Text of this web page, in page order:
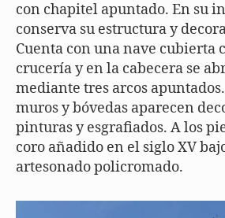
con chapitel apuntado. En su
conserva su estructura y
Cuenta con una nave cubierta
crucería y en la cabecera se
mediante tres arcos
muros y bóvedas aparecen
pinturas y esgrafiados. A los
coro añadido en el siglo XV
artesonado policromado.